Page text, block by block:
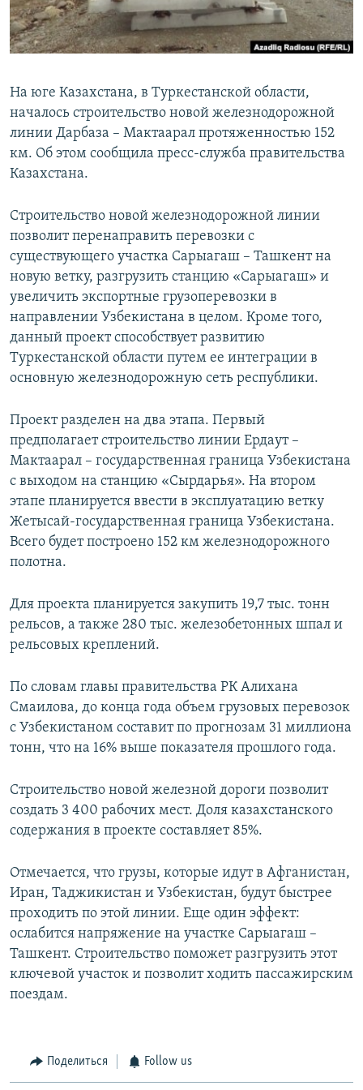
На юге Казахстана, в Туркестанской области,
началось строительство новой железнодорожной
линии Дарбаза – Мактаарал протяженностью 152
км. Об этом сообщила пресс-служба правительства
Казахстана.
Строительство новой железнодорожной линии
позволит перенаправить перевозки с
существующего участка Сарыагаш – Ташкент на
новую ветку, разгрузить станцию «Сарыагаш» и
увеличить экспортные грузоперевозки в
направлении Узбекистана в целом. Кроме того,
данный проект способствует развитию
Туркестанской области путем ее интеграции в
основную железнодорожную сеть республики.
Проект разделен на два этапа. Первый
предполагает строительство линии Ердаут –
Мактаарал – государственная граница Узбекистана
с выходом на станцию «Сырдарья». На втором
этапе планируется ввести в эксплуатацию ветку
Жетысай-государственная граница Узбекистана.
Всего будет построено 152 км железнодорожного
полотна.
Для проекта планируется закупить 19,7 тыс. тонн
рельсов, а также 280 тыс. железобетонных шпал и
рельсовых креплений.
По словам главы правительства РК Алихана
Смаилова, до конца года объем грузовых перевозок
с Узбекистаном составит по прогнозам 31 миллиона
тонн, что на 16% выше показателя прошлого года.
Строительство новой железной дороги позволит
создать 3 400 рабочих мест. Доля казахстанского
содержания в проекте составляет 85%.
Отмечается, что грузы, которые идут в Афганистан,
Иран, Таджикистан и Узбекистан, будут быстрее
проходить по этой линии. Еще один эффект:
ослабится напряжение на участке Сарыагаш –
Ташкент. Строительство поможет разгрузить этот
ключевой участок и позволит ходить пассажирским
поездам.
Поделиться Follow us